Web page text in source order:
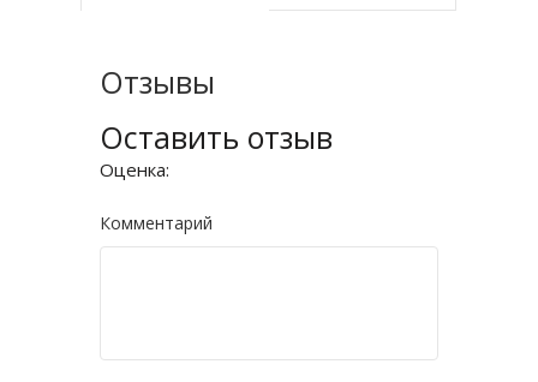
Отзывы
Оставить отзыв
Оценка:
Комментарий